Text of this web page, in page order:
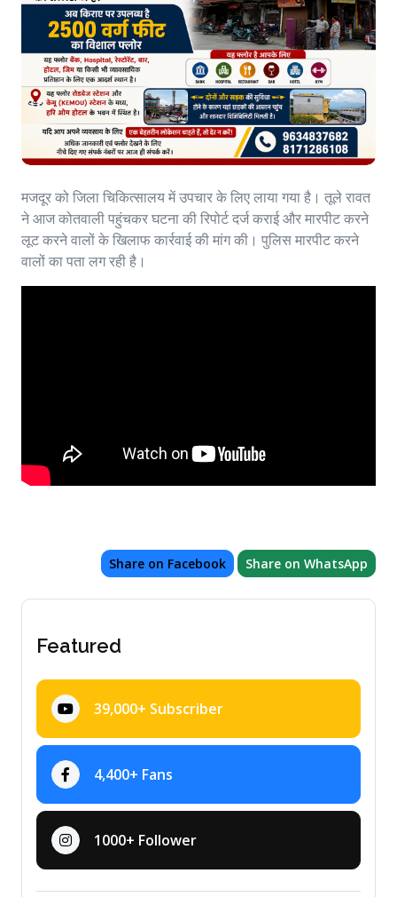
मजदूर को जिला चिकित्सालय में उपचार के लिए लाया गया है। तूले रावत
ने आज कोतवाली पहुंचकर घटना की रिपोर्ट दर्ज कराई और मारपीट करने
लूट करने वालों के खिलाफ कार्रवाई की मांग की। पुलिस मारपीट करने
वालों का पता लग रही है।
Share on Facebook Share on WhatsApp
Featured
39,000+ Subscriber
4,400+ Fans
1000+ Follower